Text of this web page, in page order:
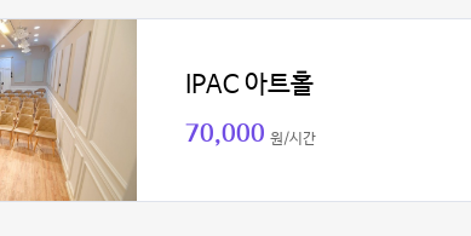
IPAC 아트홀
70,000 원/시간